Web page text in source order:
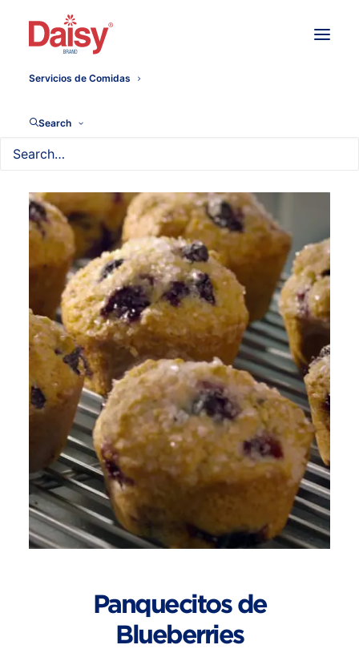
Servicios de Comidas
Search
Panquecitos de
Blueberries